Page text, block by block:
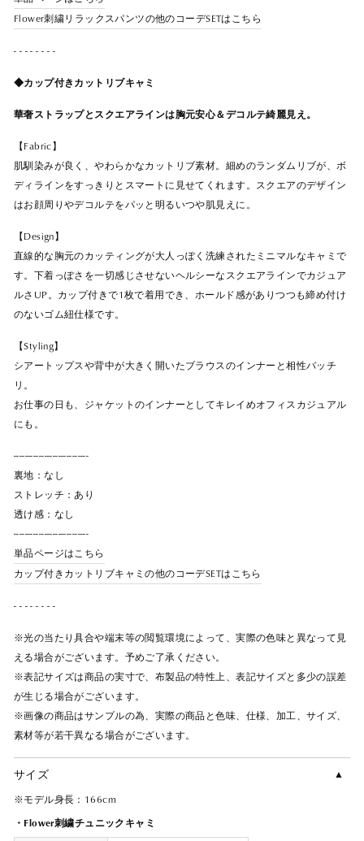
Flower刺繍リラックスパンツの他のコーデSETはこちら
- - - - - - - -
◆カップ付きカットリブキャミ
華奢ストラップとスクエアラインは胸元安心＆デコルテ綺麗見え。
【Fabric】
肌馴染みが良く、やわらかなカットリブ素材。細めのランダムリブが、ボ
ディラインをすっきりとスマートに見せてくれます。スクエアのデザイン
はお顔周りやデコルテをパッと明るいつや肌見えに。
【Design】
直線的な胸元のカッティングが大人っぽく洗練されたミニマルなキャミで
す。下着っぽさを一切感じさせないヘルシーなスクエアラインでカジュア
ルさUP。カップ付きで1枚で着用でき、ホールド感がありつつも締め付け
のないゴム紐仕様です。
【Styling】
シアートップスや背中が大きく開いたブラウスのインナーと相性バッチ
リ。
お仕事の日も、ジャケットのインナーとしてキレイめオフィスカジュアル
にも。
---------------------------
裏地：なし
ストレッチ：あり
透け感：なし
---------------------------
単品ページはこちら
カップ付きカットリブキャミの他のコーデSETはこちら
- - - - - - - -
※光の当たり具合や端末等の閲覧環境によって、実際の色味と異なって見
える場合がございます。予めご了承ください。
※表記サイズは商品の実寸で、布製品の特性上、表記サイズと多少の誤差
が生じる場合がございます。
※画像の商品はサンプルの為、実際の商品と色味、仕様、加工、サイズ、
素材等が若干異なる場合がございます。
サイズ
※モデル身長：166cm
・Flower刺繍チュニックキャミ